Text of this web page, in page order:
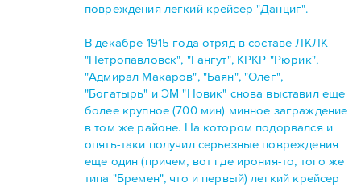
повреждения легкий крейсер "Данциг".
В декабре 1915 года отряд в составе ЛКЛК
"Петропавловск", "Гангут", КРКР "Рюрик",
"Адмирал Макаров", "Баян", "Олег",
"Богатырь" и ЭМ "Новик" снова выставил еще
более крупное (700 мин) минное заграждение
в том же районе. На котором подорвался и
опять-таки получил серьезные повреждения
еще один (причем, вот где ирония-то, того же
типа "Бремен", что и первый) легкий крейсер